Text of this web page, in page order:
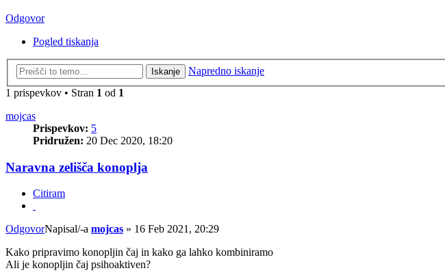
Odgovor
Pogled tiskanja
Iskanje
Napredno iskanje
1 prispevkov • Stran 1 od 1
mojcas
Prispevkov: 5
Pridružen: 20 Dec 2020, 18:20
Naravna zelišča konoplja
Citiram
OdgovorNapisal/-a mojcas » 16 Feb 2021, 20:29
Kako pripravimo konopljin čaj in kako ga lahko kombiniramo
Ali je konopljin čaj psihoaktiven?